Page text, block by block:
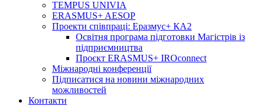
TEMPUS UNIVIA
ERASMUS+ AESOP
Проекти співпраці: Еразмус+ КА2
Освітня програма підготовки Магістрів із
підприємництва
Проєкт ERASMUS+ IROconnect
Міжнародні конференції
Підписатися на новини міжнародних
можливостей
Контакти